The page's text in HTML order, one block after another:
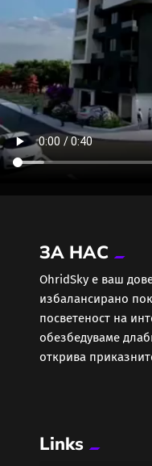
ЗА НАС
ОhridSky е ваш
избалансирано
посветеност на
обезбедуваме
открива
Links